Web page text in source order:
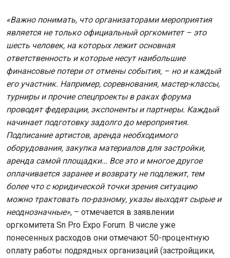
«Важно понимать, что организаторами мероприятия
является не только официальный оргкомитет – это
шесть человек, на которых лежит основная
ответственность и которые несут наибольшие
финансовые потери от отмены события, – но и каждый
его участник. Например, соревнования, мастер-классы,
турниры и прочие спецпроекты в раках форума
проводят федерации, экспоненты и партнеры. Каждый
начинает подготовку задолго до мероприятия.
Подписание артистов, аренда необходимого
оборудования, закупка материалов для застройки,
аренда самой площадки… Все это и многое другое
оплачивается заранее и возврату не подлежит, тем
более что с юридической точки зрения ситуацию
можно трактовать по-разному, указы выходят сырые и
неоднозначные», – отмечается в заявлении
оргкомитета Sn Pro Expo Forum. В числе уже
понесенных расходов они отмечают 50-процентную
оплату работы подрядных организаций (застройщики,